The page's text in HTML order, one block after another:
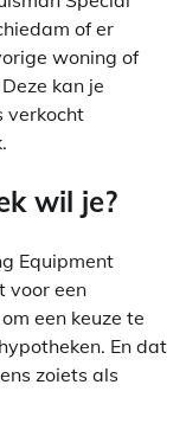
of er
woning of
kan je
verkocht
wil je?
Equipment
voor een
een keuze te
En dat
zoiets als